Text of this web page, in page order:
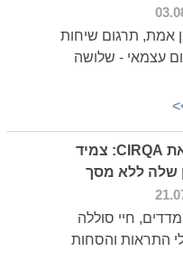
אמת, תרגום שיחות
עצמאי - שלושה
Garmin משיקה את CIRQA: צמיד
שלה ללא מסך
חיי סוללה
ובלי התראות והסחות